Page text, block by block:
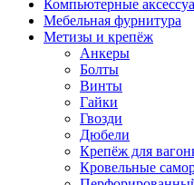
Компьютерные
Мебельная фурнитура
Метизы и крепёж
Анкеры
Болты
Винты
Гайки
Гвозди
Дюбели
Крепёж для
Кровельные